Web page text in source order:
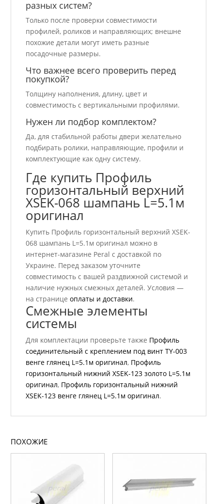
разных систем?
Только после проверки совместимости
профилей, роликов и направляющих; внешне
похожие детали могут иметь разные
посадочные размеры.
Что важнее всего проверить перед
покупкой?
Толщину наполнения, длину, цвет и
совместимость с вертикальными профилями.
Нужен ли подбор комплектом?
Да, для стабильной работы двери желательно
подбирать ролики, направляющие, профили и
комплектующие как одну систему.
Где купить Профиль
горизонтальный верхний
ХSEK-068 шампань L=5.1м
оригинал
Купить Профиль горизонтальный верхний ХSEK-
068 шампань L=5.1м оригинал можно в
интернет-магазине Peral с доставкой по
Украине. Перед заказом уточните
совместимость с вашей раздвижной системой и
наличие нужных смежных деталей. Условия —
на страницеоплаты и доставки.
Смежные элементы
системы
Для комплектации проверьте также Профиль
соединительный с креплением под винт TY-003
венге глянец L=5.1м оригинал, Профиль
горизонтальный нижний ХSEK-123 золото L=5.1м
оригинал, Профиль горизонтальный нижний
ХSEK-123 венге глянец L=5.1м оригинал.
ПОХОЖИЕ